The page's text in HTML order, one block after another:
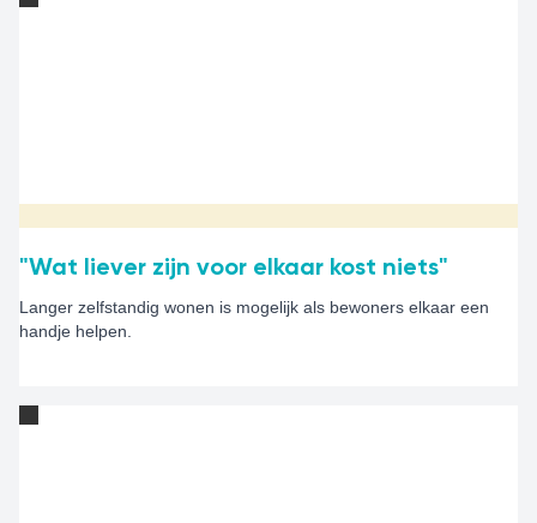
"Wat liever zijn voor elkaar kost niets"
Langer zelfstandig wonen is mogelijk als bewoners elkaar een
handje helpen.